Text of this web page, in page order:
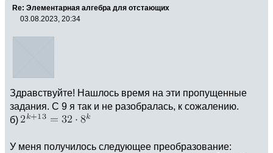
Re: Элементарная алгебра для отстающих
03.08.2023, 20:34
Здравствуйте! Нашлось время на эти пропущенные
задания. С 9 я так и не разобралась, к сожалению.
б)
У меня получилось следующее преобразование: